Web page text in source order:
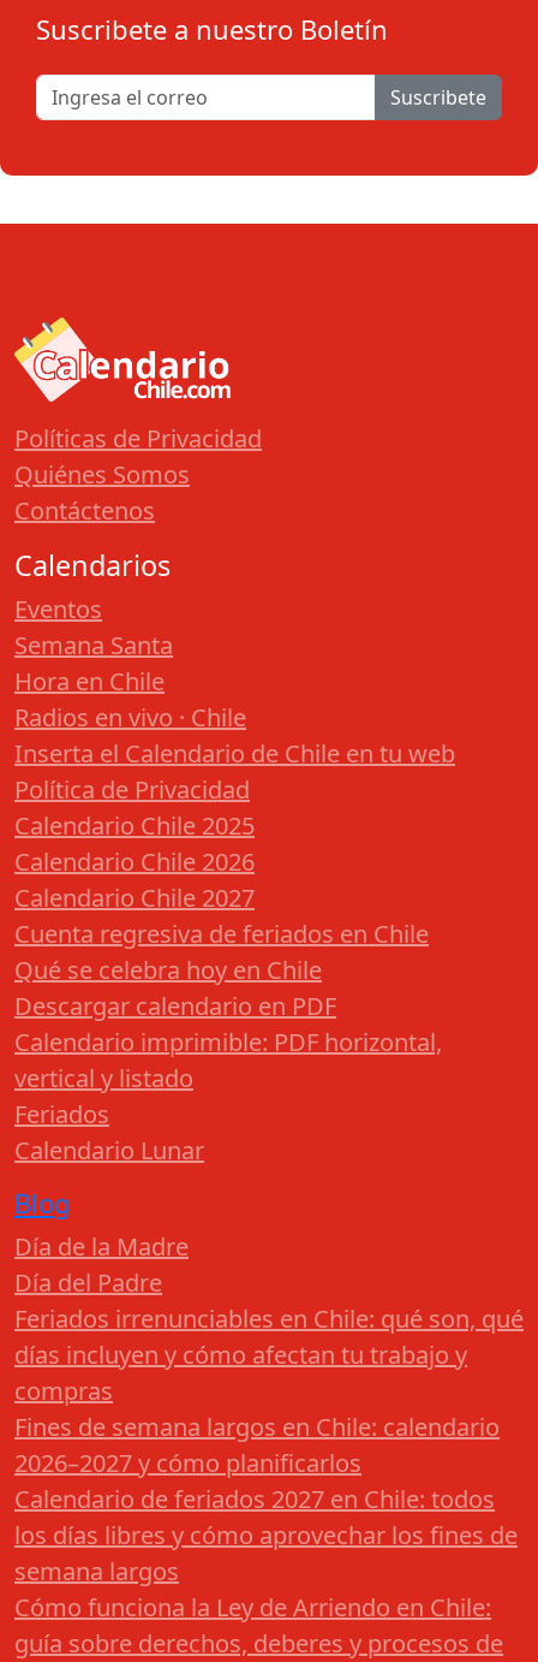
Suscribete a nuestro Boletín
Suscribete
Políticas de Privacidad
Quiénes Somos
Contáctenos
Calendarios
Eventos
Semana Santa
Hora en Chile
Radios en vivo · Chile
Inserta el Calendario de Chile en tu web
Política de Privacidad
Calendario Chile 2025
Calendario Chile 2026
Calendario Chile 2027
Cuenta regresiva de feriados en Chile
Qué se celebra hoy en Chile
Descargar calendario en PDF
Calendario imprimible: PDF horizontal,
vertical y listado
Feriados
Calendario Lunar
Blog
Día de la Madre
Día del Padre
Feriados irrenunciables en Chile: qué son, qué
días incluyen y cómo afectan tu trabajo y
compras
Fines de semana largos en Chile: calendario
2026–2027 y cómo planificarlos
Calendario de feriados 2027 en Chile: todos
los días libres y cómo aprovechar los fines de
semana largos
Cómo funciona la Ley de Arriendo en Chile:
guía sobre derechos, deberes y procesos de